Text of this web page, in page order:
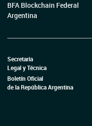
BFA Blockchain Federal
Argentina
Secretaría
Legal y Técnica
Boletín Oficial
de la República Argentina